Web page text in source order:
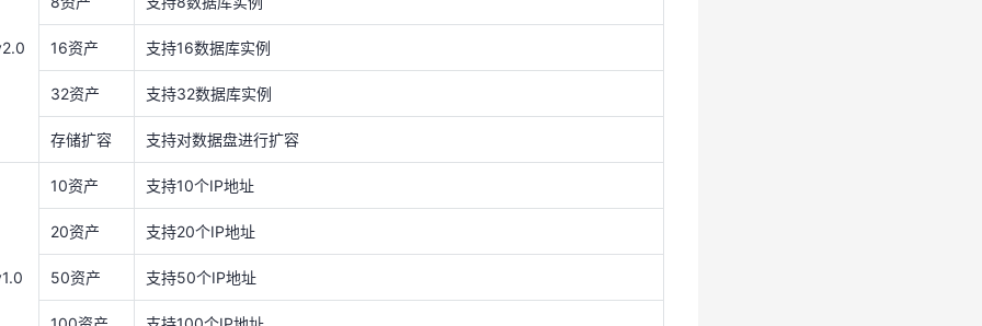
200资产 支持200个IP地址
v1.0
10资产 支持10个日志源（每个日志源对应为一个IP）
20资产 支持20个日志源（每个日志源对应为一个IP）
100资产 支持100个日志源（每个日志源对应为一个IP）
16资产 支持16数据库实例
32资产 支持32数据库实例
存储扩容 支持对数据盘进行扩容
10资产 支持10个IP地址
20资产 支持20个IP地址
50资产 支持50个IP地址